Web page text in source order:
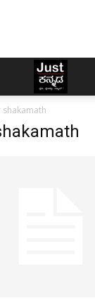
shakamath